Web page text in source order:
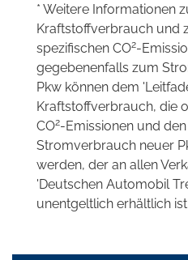
* Weitere Informationen
Kraftstoffverbrauch und
spezifischen CO2-
gegebenenfalls zum
Pkw können dem
Kraftstoffverbrauch, die
CO2-Emissionen und
Stromverbrauch neuer
werden, der an allen
'Deutschen Automobil
unentgeltlich erhältlich